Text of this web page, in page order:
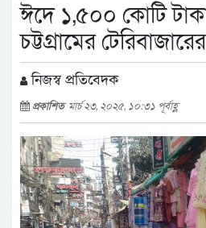
ঈদে ১,৫০০ কোটি
চট্টগ্রামের
নিজস্ব প্রতিবেদক
প্রকাশিত মার্চ ২৩, ২০২৫, ১০:৩১ পূর্বাহ্ণ